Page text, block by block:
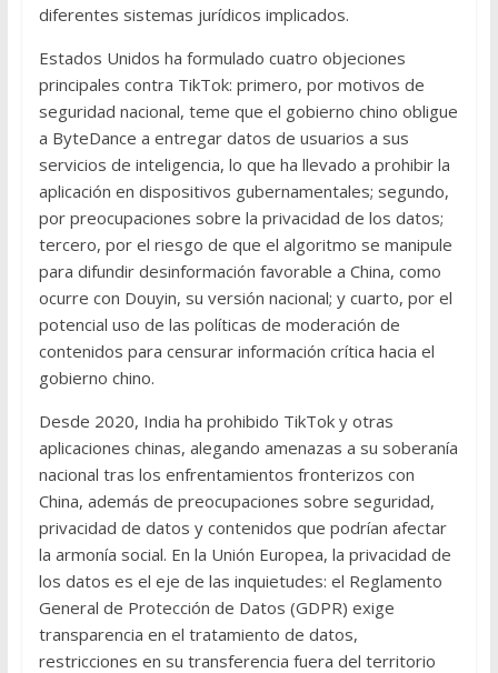
diferentes sistemas jurídicos implicados.
Estados Unidos ha formulado cuatro objeciones
principales contra TikTok: primero, por motivos de
seguridad nacional, teme que el gobierno chino obligue
a ByteDance a entregar datos de usuarios a sus
servicios de inteligencia, lo que ha llevado a prohibir la
aplicación en dispositivos gubernamentales; segundo,
por preocupaciones sobre la privacidad de los datos;
tercero, por el riesgo de que el algoritmo se manipule
para difundir desinformación favorable a China, como
ocurre con Douyin, su versión nacional; y cuarto, por el
potencial uso de las políticas de moderación de
contenidos para censurar información crítica hacia el
gobierno chino.
Desde 2020, India ha prohibido TikTok y otras
aplicaciones chinas, alegando amenazas a su soberanía
nacional tras los enfrentamientos fronterizos con
China, además de preocupaciones sobre seguridad,
privacidad de datos y contenidos que podrían afectar
la armonía social. En la Unión Europea, la privacidad de
los datos es el eje de las inquietudes: el Reglamento
General de Protección de Datos (GDPR) exige
transparencia en el tratamiento de datos,
restricciones en su transferencia fuera del territorio